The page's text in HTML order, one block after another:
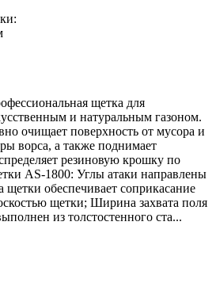
щетка для
и натуральным газоном.
очищает поверхность от мусора и
ворса, а также поднимает
резиновую крошку по
AS-1800: Углы атаки направлены
обеспечивает соприкасание
щетки; Ширина захвата поля
из толстостенного ста...